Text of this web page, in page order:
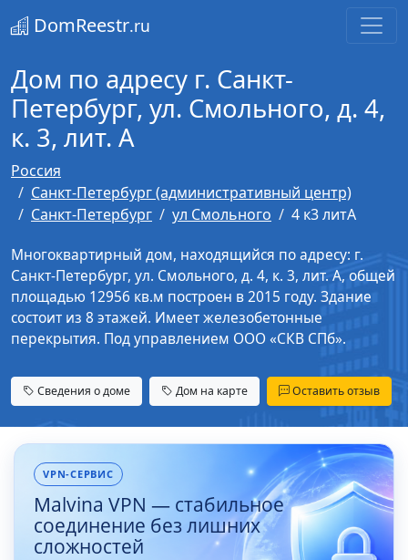
DomReestr.ru
Дом по адресу г. Санкт-
Петербург, ул. Смольного, д. 4,
к. 3, лит. А
Россия
Санкт-Петербург (административный центр)
Санкт-Петербург
ул Смольного
4 к3 литА
Многоквартирный дом, находящийся по адресу: г.
Санкт-Петербург, ул. Смольного, д. 4, к. 3, лит. А, общей
площадью 12956 кв.м построен в 2015 году. Здание
состоит из 8 этажей. Имеет железобетонные
перекрытия. Под управлением ООО «СКВ СПб».
Сведения о доме Дом на карте Оставить отзыв
VPN-СЕРВИС
Malvina VPN — стабильное
соединение без лишних
сложностей